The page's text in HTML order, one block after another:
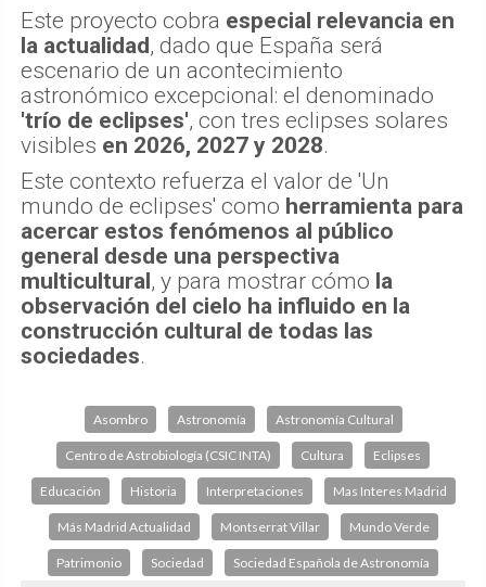
Este proyecto cobra especial relevancia en
la actualidad, dado que España será
escenario de un acontecimiento
astronómico excepcional: el denominado
'trío de eclipses', con tres eclipses solares
visibles en 2026, 2027 y 2028.
Este contexto refuerza el valor de 'Un
mundo de eclipses' como herramienta para
acercar estos fenómenos al público
general desde una perspectiva
multicultural, y para mostrar cómo la
observación del cielo ha influido en la
construcción cultural de todas las
sociedades.
Asombro Astronomía Astronomía Cultural
Centro de Astrobiología (CSIC INTA) Cultura Eclipses
Educación Historia Interpretaciones Mas Interes Madrid
Más Madrid Actualidad Montserrat Villar Mundo Verde
Patrimonio Sociedad Sociedad Española de Astronomía